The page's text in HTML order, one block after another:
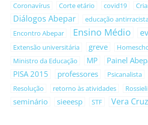
Coronavírus Corte etário covid19
Diálogos Abepar educação
Encontro Abepar
Ensino Médio
Extensão universitária greve
Ministro da Educação
MP Painel
PISA 2015 professores Psicanalista
Resolução retorno às atividades
seminário sieeesp STF Vera Cruz